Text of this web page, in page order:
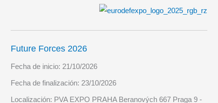
Future Forces 2026
Fecha de inicio: 21/10/2026
Fecha de finalización: 23/10/2026
Localización: PVA EXPO PRAHA Beranových 667 Praga 9 -